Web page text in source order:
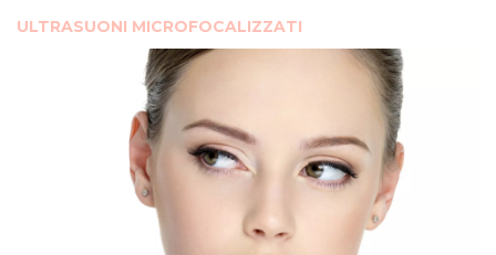
ULTRASUONI MICROFOCALIZZATI